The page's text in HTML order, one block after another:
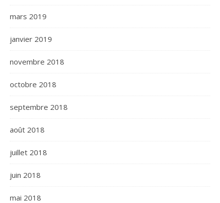
mars 2019
janvier 2019
novembre 2018
octobre 2018
septembre 2018
août 2018
juillet 2018
juin 2018
mai 2018